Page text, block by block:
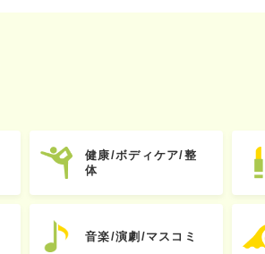
健康/ボディケア/整
体
音楽/演劇/マスコミ